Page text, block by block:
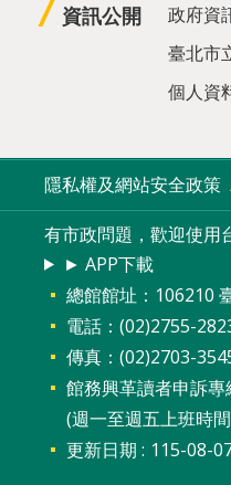
資訊公開
政府資
臺北市
個人資
隱私權及網站安全政策
有市政問題，歡迎使用
► APP下載
總館館址：106210
電話：(02)2755-
傳真：(02)2703-
館務興革讀者申訴
(週一至週五上班時
更新日期
115-08-